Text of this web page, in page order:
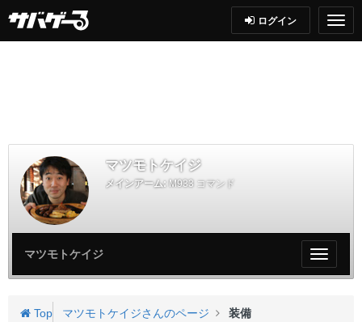
ログイン
マツモトケイジ
メインアーム: M933 コマンド
My
ペ
マツモトケイジ
Top マツモトケイジさんのページ 装備